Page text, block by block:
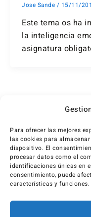
Para ofrecer las mejores
las cookies para
dispositivo. El
procesar datos como el
identificaciones únicas en
consentimiento, puede
características y funciones.
Jose Sande / 15/11/
Este tema os ha
la inteligencia
asignatura
1 2